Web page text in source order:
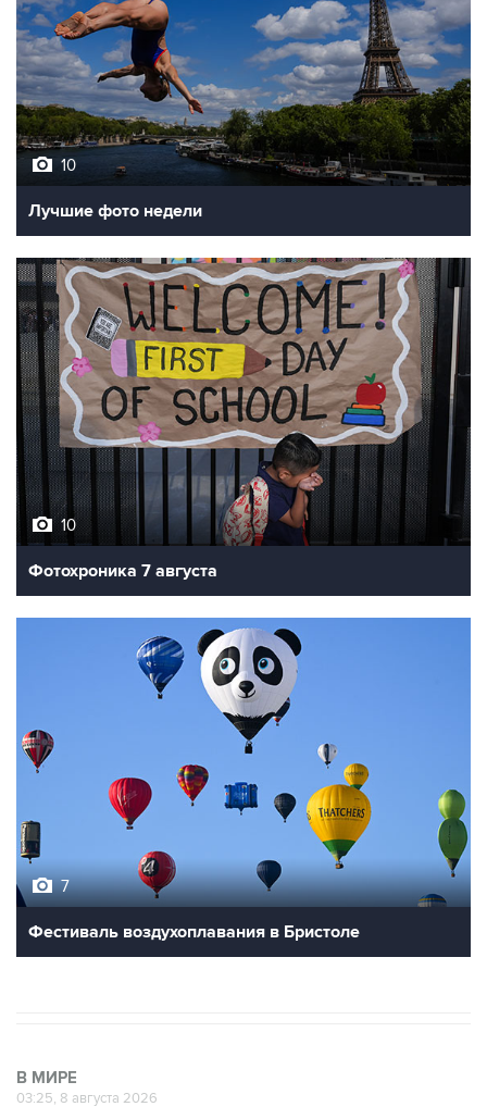
10
Лучшие фото недели
10
Фотохроника 7 августа
7
Фестиваль воздухоплавания в Бристоле
В МИРЕ
03:25, 8 августа 2026